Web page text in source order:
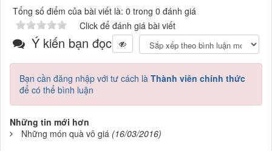
Tổng số điểm của bài viết là: 0 trong 0 đánh giá
Click để đánh giá bài viết
Ý kiến bạn đọc
Bạn cần đăng nhập với tư cách là Thành viên chính thức
để có thể bình luận
Những tin mới hơn
Những món quà vô giá (16/03/2016)